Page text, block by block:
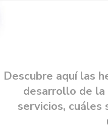
Descubre aquí las
desarrollo de
servicios, cuáles